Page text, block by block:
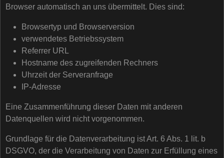
Browser automatisch an uns übermittelt. Dies sind:
Browsertyp und Browserversion
verwendetes Betriebssystem
Referrer URL
Hostname des zugreifenden Rechners
Uhrzeit der Serveranfrage
IP-Adresse
Eine Zusammenführung dieser Daten mit anderen
Datenquellen wird nicht vorgenommen.
Grundlage für die Datenverarbeitung ist Art. 6 Abs. 1 lit. b
DSGVO, der die Verarbeitung von Daten zur Erfüllung eines